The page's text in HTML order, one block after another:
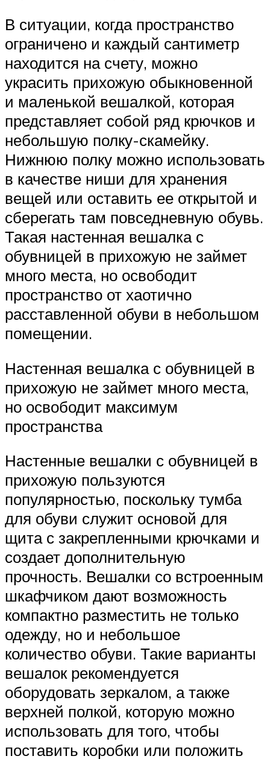
В ситуации, когда пространство
ограничено и каждый сантиметр
находится на счету, можно
украсить прихожую обыкновенной
и маленькой вешалкой, которая
представляет собой ряд крючков и
небольшую полку-скамейку.
Нижнюю полку можно использовать
в качестве ниши для хранения
вещей или оставить ее открытой и
сберегать там повседневную обувь.
Такая настенная вешалка с
обувницей в прихожую не займет
много места, но освободит
пространство от хаотично
расставленной обуви в небольшом
помещении.
Настенная вешалка с обувницей в
прихожую не займет много места,
но освободит максимум
пространства
Настенные вешалки с обувницей в
прихожую пользуются
популярностью, поскольку тумба
для обуви служит основой для
щита с закрепленными крючками и
создает дополнительную
прочность. Вешалки со встроенным
шкафчиком дают возможность
компактно разместить не только
одежду, но и небольшое
количество обуви. Такие варианты
вешалок рекомендуется
оборудовать зеркалом, а также
верхней полкой, которую можно
использовать для того, чтобы
поставить коробки или положить